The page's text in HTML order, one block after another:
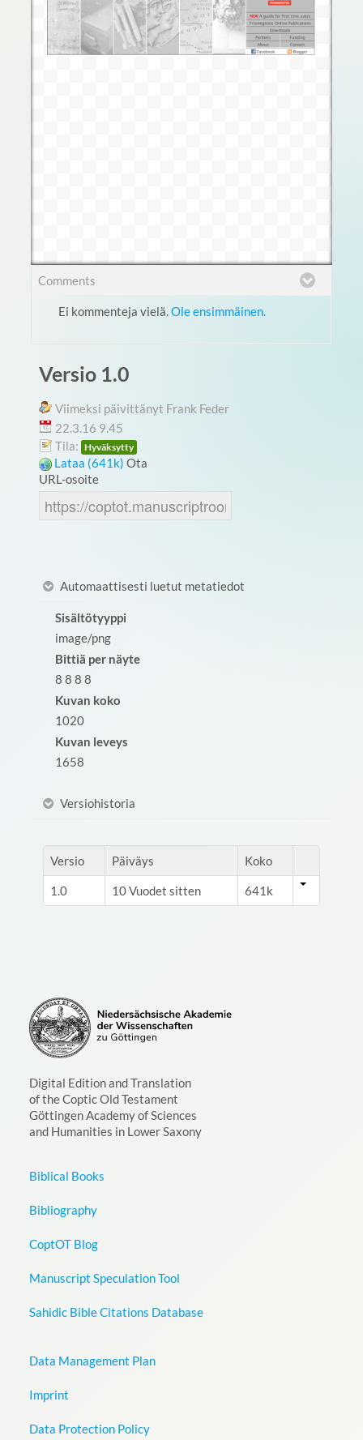
Comments
Ei kommenteja vielä.Ole ensimmäinen.
Versio 1.0
Viimeksi päivittänyt Frank Feder
22.3.16 9.45
Tila: Hyväksytty
Lataa (641k) Ota
URL-osoite
Automaattisesti luetut metatiedot
Sisältötyyppi
image/png
Bittiä per näyte
8 8 8 8
Kuvan koko
1020
Kuvan leveys
1658
Versiohistoria
Versio Päiväys Koko
1.0 10 Vuodet sitten 641k
Digital Edition and Translation
of the Coptic Old Testament
Göttingen Academy of Sciences
and Humanities in Lower Saxony
Biblical Books
Bibliography
CoptOT Blog
Manuscript Speculation Tool
Sahidic Bible Citations Database
Data Management Plan
Imprint
Data Protection Policy